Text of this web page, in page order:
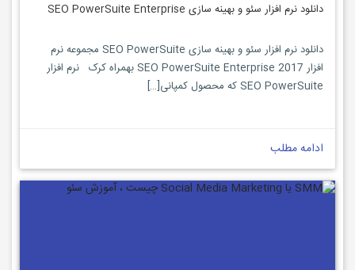
دانلود نرم افزار سئو و بهینه سازی SEO PowerSuite Enterprise
دانلود نرم افزار سئو و بهینه سازی SEO PowerSuite مجموعه نرم
افزار SEO PowerSuite Enterprise 2017 بهمراه کرک نرم افزار
SEO PowerSuite که محصول کمپانی[…]
ادامه مطلب